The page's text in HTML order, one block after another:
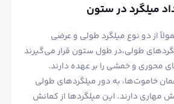
میلگرد در ستون
از دو نوع میلگرد طولی و عرضی
طولی،در طول ستون قرار می‌گیرند
محوری و خمشی را بر عهده دارند.
خاموت‌ها، به دور میلگردهای طولی
دارند. این میلگردها از کمانش